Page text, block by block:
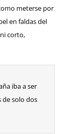
meterse por
en faldas del
corto,
iba a ser
de solo dos